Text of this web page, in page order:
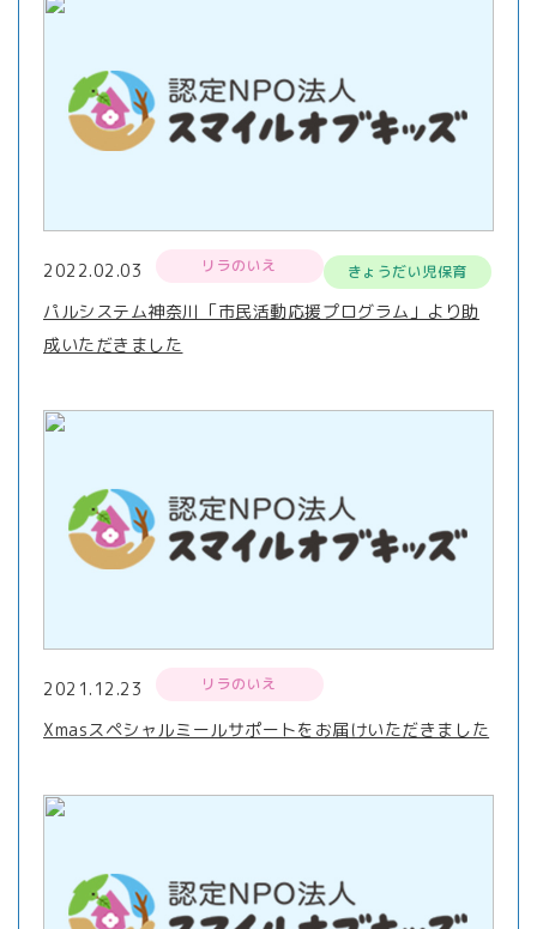
2022.02.03 リラのいえ きょうだい児保育
パルシステム神奈川「市民活動応援プログラム」より助
成いただきました
2021.12.23 リラのいえ
Xmasスペシャルミールサポートをお届けいただきました